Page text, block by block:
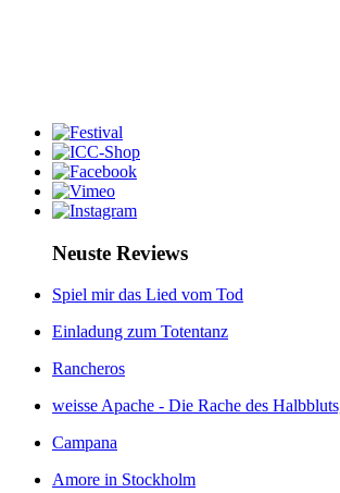
Neuste Reviews
Spiel mir das Lied vom Tod
Einladung zum Totentanz
Rancheros
weisse Apache - Die Rache des
Campana
Amore in Stockholm